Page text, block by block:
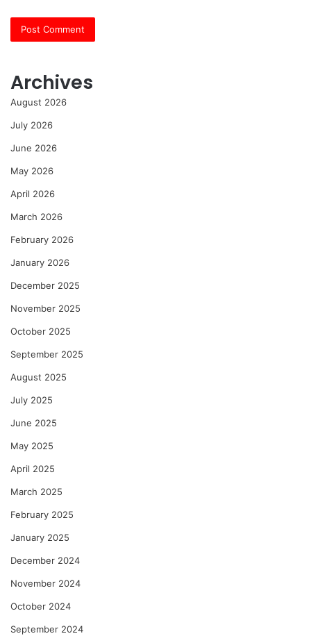
Archives
August 2026
July 2026
June 2026
May 2026
April 2026
March 2026
February 2026
January 2026
December 2025
November 2025
October 2025
September 2025
August 2025
July 2025
June 2025
May 2025
April 2025
March 2025
February 2025
January 2025
December 2024
November 2024
October 2024
September 2024